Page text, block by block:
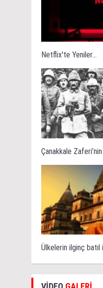
Netflix'te Yeniler...
Çanakkale
Ülkelerin ilginç batıl